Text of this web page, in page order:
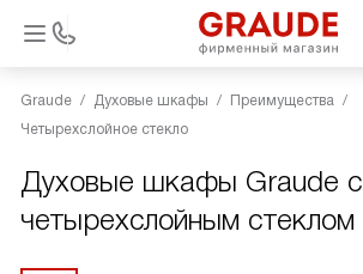
Graude Духовые шкафы
Преимущества
Четырехслойное стекло
Духовые шкафы Graude с
четырехслойным стеклом